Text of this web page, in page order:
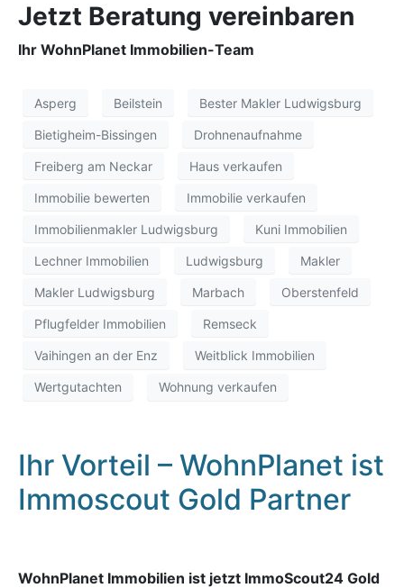
Jetzt Beratung vereinbaren
Ihr WohnPlanet Immobilien-Team
Asperg Beilstein Bester Makler Ludwigsburg
Bietigheim-Bissingen Drohnenaufnahme
Freiberg am Neckar Haus verkaufen
Immobilie bewerten Immobilie verkaufen
Immobilienmakler Ludwigsburg Kuni Immobilien
Lechner Immobilien Ludwigsburg Makler
Makler Ludwigsburg Marbach Oberstenfeld
Pflugfelder Immobilien Remseck
Vaihingen an der Enz Weitblick Immobilien
Wertgutachten Wohnung verkaufen
Ihr Vorteil – WohnPlanet ist
Immoscout Gold Partner
WohnPlanet Immobilien ist jetzt ImmoScout24 Gold